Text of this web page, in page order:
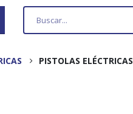
PISTOLAS ELÉCTRICAS